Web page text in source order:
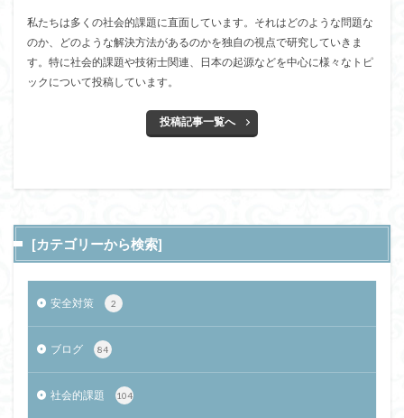
私たちは多くの社会的課題に直面しています。それはどのような問題な
のか、どのような解決方法があるのかを独自の視点で研究していきま
す。特に社会的課題や技術士関連、日本の起源などを中心に様々なトピ
ックについて投稿しています。
投稿記事一覧へ
[カテゴリーから検索]
安全対策 2
ブログ 84
社会的課題 104